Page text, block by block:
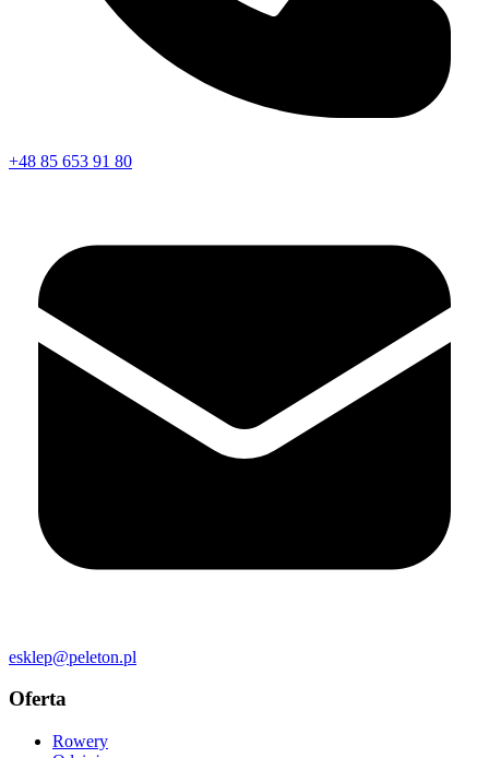
+48 85 653 91 80
esklep@peleton.pl
Oferta
Rowery